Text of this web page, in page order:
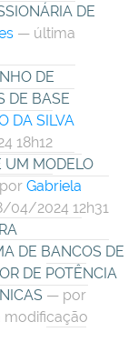
DE
— última
DE
DE BASE
DA SILVA
18h12
UM MODELO
por Gabriela
04/2024 12h31
DE BANCOS DE
DE POTÊNCIA
— por